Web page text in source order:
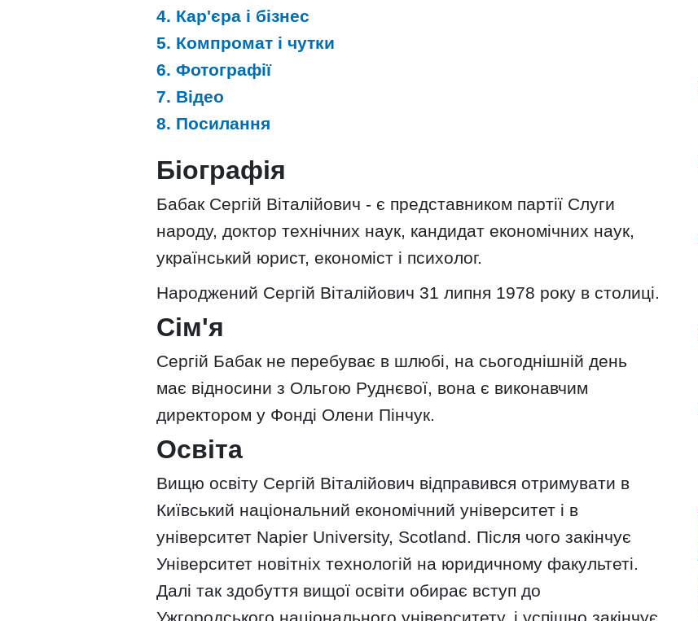
4. Кар'єра і бізнес
5. Компромат і чутки
6. Фотографії
7. Відео
8. Посилання
Біографія
Бабак Сергій Віталійович - є представником партії Слуги
народу, доктор технічних наук, кандидат економічних наук,
український юрист, економіст і психолог.
Народжений Сергій Віталійович 31 липня 1978 року в столиці.
Сім'я
Сергій Бабак не перебуває в шлюбі, на сьогоднішній день
має відносини з Ольгою Руднєвої, вона є виконавчим
директором у Фонді Олени Пінчук.
Освіта
Вищю освіту Сергій Віталійович відправився отримувати в
Київський національний економічний університет і в
університет Napier University, Scotland. Після чого закінчує
Університет новітніх технологій на юридичному факультеті.
Далі так здобуття вищої освіти обирає вступ до